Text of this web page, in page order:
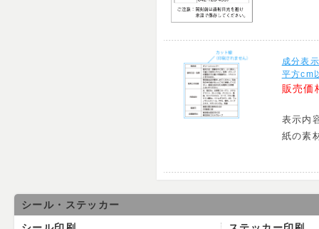
成分表
平方cm
販売価
表示内
紙の素
シール・ステッカー